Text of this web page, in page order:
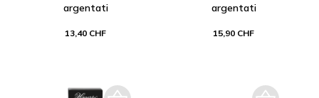
argentati
13,40 CHF
argentati
15,90 CHF